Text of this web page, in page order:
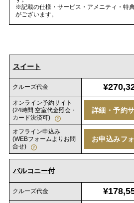
※記載の仕様・サービス・アメニティ・特
がございます。
スイート
クルーズ代金
オンライン予約サイト
(24時間 空室代金照会・
カード決済可)
詳細・予約
オフライン申込み
(WEBフォームよりお問
合せ)
お申込みフ
バルコニー付
クルーズ代金